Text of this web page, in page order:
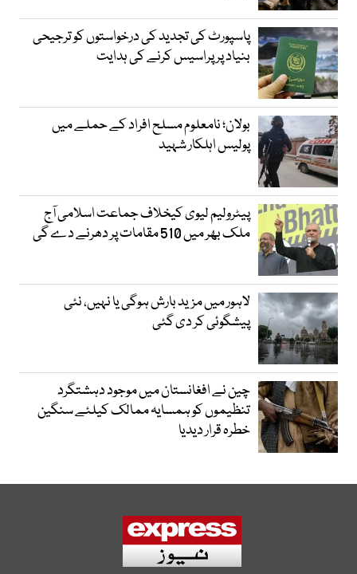
پاسپورٹ کی تجدید کی درخواستوں کو ترجیحی
بنیاد پر پراسیس کرنے کی ہدایت
بولان؛ نامعلوم مسلح افراد کے حملے میں
پولیس اہلکار شہید
پیٹرولیم لیوی کیخلاف جماعت اسلامی آج
ملک بھر میں 510 مقامات پر دھرنے دے گی
لاہور میں مزید بارش ہوگی یا نہیں، نئی
پیشگوئی کر دی گئی
چین نے افغانستان میں موجود دہشتگرد
تنظیموں کو ہمسایہ ممالک کیلئے سنگین
خطرہ قرار دیدیا